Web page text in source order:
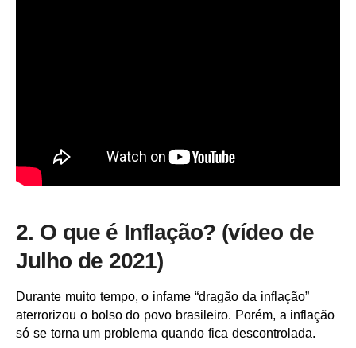
2. O que é Inflação? (vídeo de
Julho de 2021)
Durante muito tempo, o infame “dragão da inflação”
aterrorizou o bolso do povo brasileiro. Porém, a inflação
só se torna um problema quando fica descontrolada.